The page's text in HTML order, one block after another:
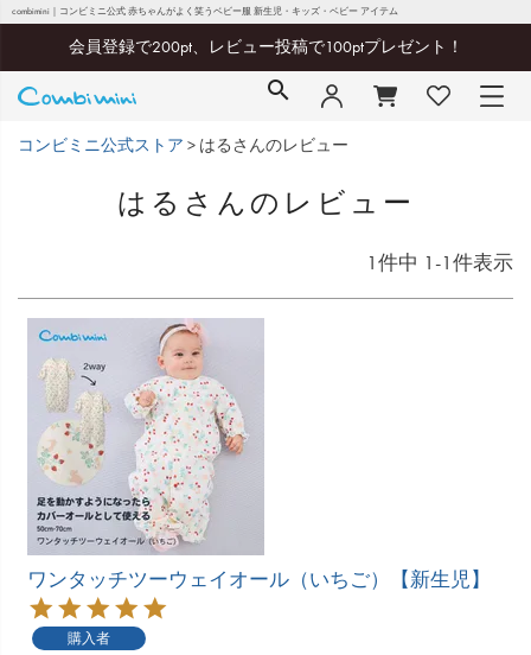
combimini｜コンビミニ公式 赤ちゃんがよく笑うベビー服 新生児・キッズ・ベビー アイテム
会員登録で200pt、レビュー投稿で100ptプレゼント！
コンビミニ公式ストア はるさんのレビュー
はるさんのレビュー
1 件中 1 -1 件表示
ワンタッチツーウェイオール（いちご）【新生児】
購入者